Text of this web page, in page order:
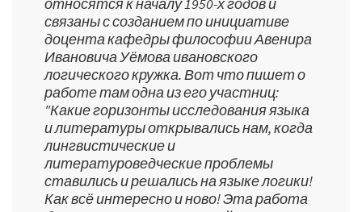
связаны с созданием по инициативе
доцента кафедры философии Авенира
Ивановича Уёмова ивановского
логического кружка. Вот что пишет о
работе там одна из его участниц:
"Какие горизонты исследования языка
и литературы открывались нам, когда
лингвистические и
литературоведческие проблемы
ставились и решались на языке логики!
Как всё интересно и ново! Эта работа